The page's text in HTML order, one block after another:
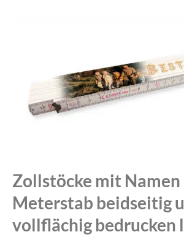
Zollstöcke mit Namen
Meterstab beidseitig
vollflächig bedrucken